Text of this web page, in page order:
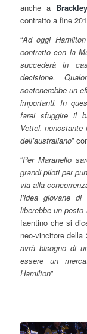
anche a Brackley
contratto a fine
“Ad oggi
contratto con la
succederà in
decisione.
scatenerebbe un
importanti. In
farei sfuggire il
Vettel,
dell’australiano”
“Per Maranello
grandi piloti per
via alla
l’idea giovane
liberebbe un
faentino che si
neo-vincitore
avrà bisogno di
essere un
Hamilton”